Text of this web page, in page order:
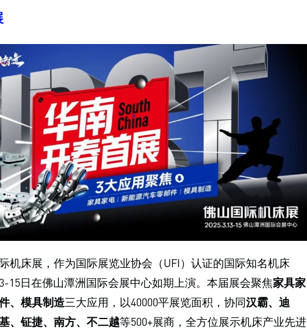
机床展，作为国际展览业协会（UFI）认证的国际知名机床
15日在佛山潭洲国际会展中心如期上演。本届展会聚焦家具家
、模具制造三大应用，以40000平展览面积，协同汉霸、迪
、钲捷、南方、不二越等500+展商，全方位展示机床产业先进